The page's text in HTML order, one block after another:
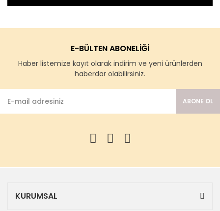
E-BÜLTEN ABONELİĞİ
Haber listemize kayıt olarak indirim ve yeni ürünlerden
haberdar olabilirsiniz.
ABONE OL
KURUMSAL